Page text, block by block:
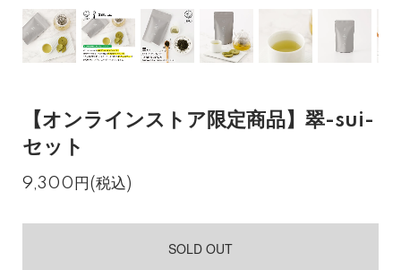
【オンラインストア限定商品】翠-sui-
セット
9,300円(税込)
SOLD OUT